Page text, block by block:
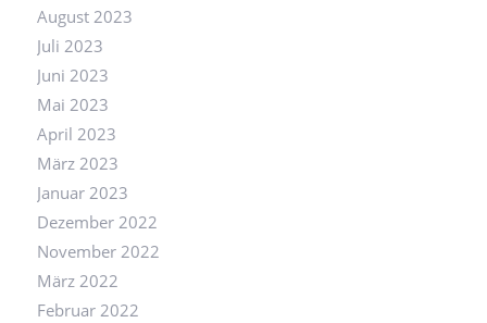
August 2023
Juli 2023
Juni 2023
Mai 2023
April 2023
März 2023
Januar 2023
Dezember 2022
November 2022
März 2022
Februar 2022